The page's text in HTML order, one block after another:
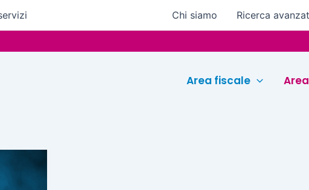
Chi siamo Ricerca
Area fiscale